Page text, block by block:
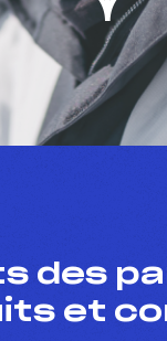
des
et